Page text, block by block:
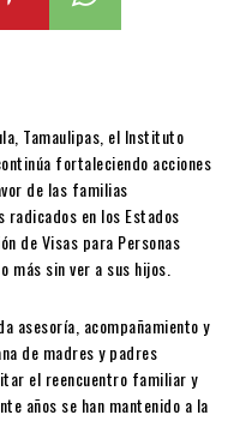
Tamaulipas, el Instituto
fortaleciendo acciones
de las familias
en los Estados
de Visas para Personas
más sin ver a sus hijos.
asesoría, acompañamiento y
de madres y padres
el reencuentro familiar y
años se han mantenido a la